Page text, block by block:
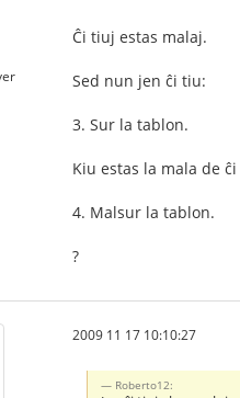
Ĉi tiuj estas malaj.
Sed nun jen ĉi tiu:
3. Sur la tablon.
Kiu estas la mala de
4. Malsur la tablon.
?
2009 11 17 10:10:27
Roberto12: